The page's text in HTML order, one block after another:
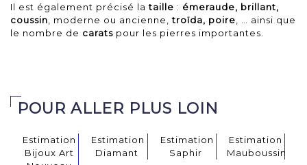
Il est également précisé lataille : émeraude, brillant,
coussin , moderne ou ancienne,troïda, poire , … ainsi que
le nombre de carats pour les pierres importantes.
POUR ALLER PLUS LOIN
Estimation
Bijoux Art
Estimation
Diamant
Estimation
Saphir
Estimation
Mauboussin